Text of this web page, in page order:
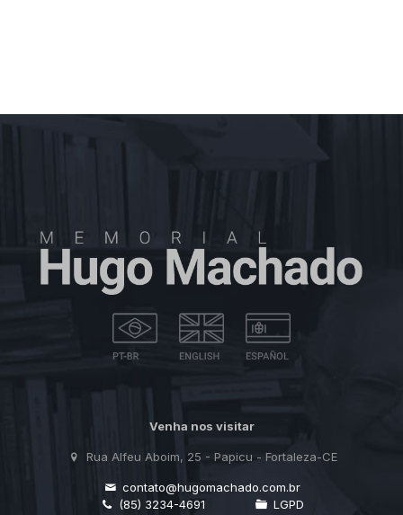
Venha nos visitar
Rua Alfeu Aboim, 25 - Papicu - Fortaleza-CE
contato@hugomachado.com.br
(85) 3234-4691
LGPD